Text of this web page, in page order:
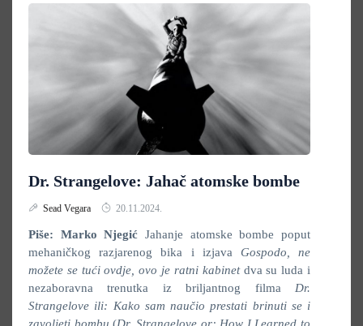
Dr. Strangelove: Jahač atomske bombe
Sead Vegara 20.11.2024.
Piše: Marko Njegić Jahanje atomske bombe poput
mehaničkog razjarenog bika i izjava Gospodo, ne
možete se tući ovdje, ovo je ratni kabinet dva su luda i
nezaboravna trenutka iz briljantnog filma Dr.
Strangelove ili: Kako sam naučio prestati brinuti se i